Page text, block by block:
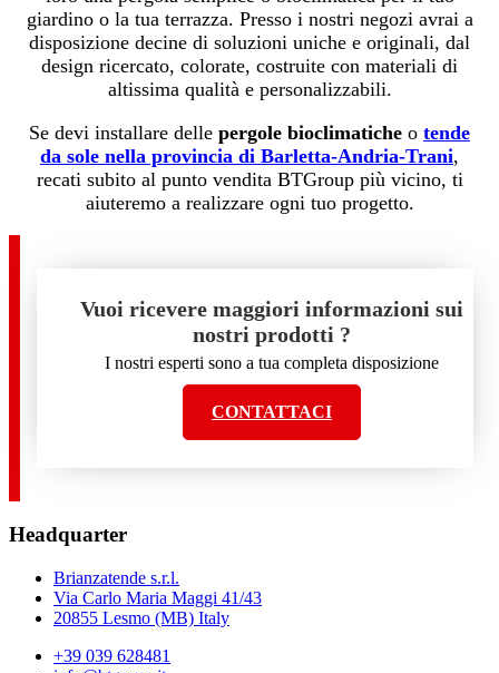
giardino o la tua terrazza. Presso i nostri negozi avrai a
disposizione decine di soluzioni uniche e originali, dal
design ricercato, colorate, costruite con materiali di
altissima qualità e personalizzabili.
Se devi installare delle pergole bioclimatiche o tende
da sole nella provincia di Barletta-Andria-Trani,
recati subito al punto vendita BTGroup più vicino, ti
aiuteremo a realizzare ogni tuo progetto.
Vuoi ricevere maggiori informazioni sui
nostri prodotti ?
I nostri esperti sono a tua completa disposizione
CONTATTACI
Headquarter
Brianzatende s.r.l.
Via Carlo Maria Maggi 41/43
20855 Lesmo (MB) Italy
+39 039 628481